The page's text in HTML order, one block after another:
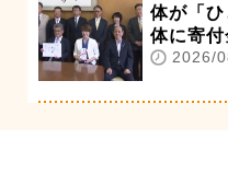
体が「
体に寄
2026/